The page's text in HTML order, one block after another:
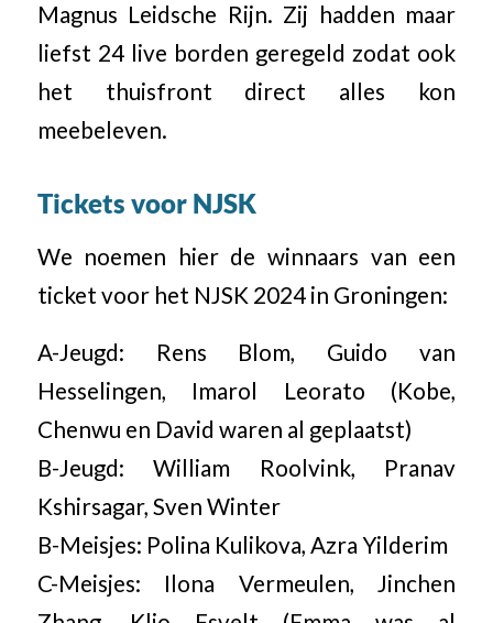
Magnus Leidsche Rijn. Zij hadden maar
liefst 24 live borden geregeld zodat ook
het thuisfront direct alles kon
meebeleven.
Tickets voor NJSK
We noemen hier de winnaars van een
ticket voor het NJSK 2024 in Groningen:
A-Jeugd: Rens Blom, Guido van
Hesselingen, Imarol Leorato (Kobe,
Chenwu en David waren al geplaatst)
B-Jeugd: William Roolvink, Pranav
Kshirsagar, Sven Winter
B-Meisjes: Polina Kulikova, Azra Yilderim
C-Meisjes: Ilona Vermeulen, Jinchen